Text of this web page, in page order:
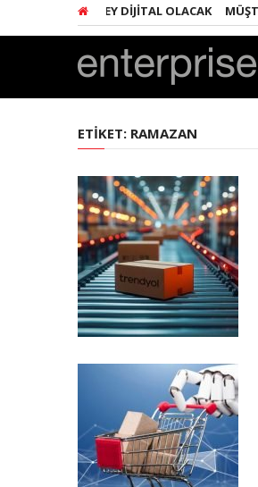
HER ŞEY DIJITAL OLACAK MÜŞTERI
ETIKET: RAMAZAN